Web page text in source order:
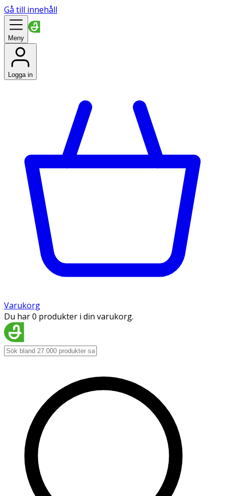
Gå till innehåll
Meny
Logga in
Varukorg
Du har 0 produkter i din varukorg.